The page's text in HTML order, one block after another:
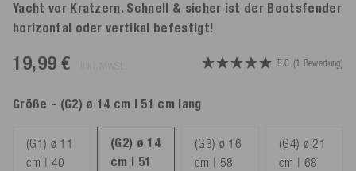
Yacht vor Kratzern. Schnell & sicher ist der Bootsfender
horizontal oder vertikal befestigt!
19,99 € 5.0 (1 Bewertung)
Größe - (G2) ø 14 cm | 51 cm lang
(G1) ø 11
cm | 40
(G2) ø 14
cm | 51
(G3) ø 16
cm | 58
(G4) ø 21
cm | 68